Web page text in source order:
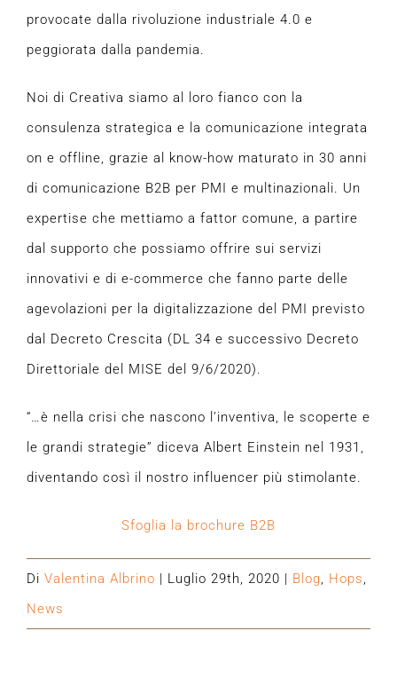
provocate dalla rivoluzione industriale 4.0 e
peggiorata dalla pandemia.
Noi di Creativa siamo al loro fianco con la
consulenza strategica e la comunicazione integrata
on e offline, grazie al know-how maturato in 30 anni
di comunicazione B2B per PMI e multinazionali. Un
expertise che mettiamo a fattor comune, a partire
dal supporto che possiamo offrire sui servizi
innovativi e di e-commerce che fanno parte delle
agevolazioni per la digitalizzazione del PMI previsto
dal Decreto Crescita (DL 34 e successivo Decreto
Direttoriale del MISE del 9/6/2020).
“…è nella crisi che nascono l’inventiva, le scoperte e
le grandi strategie” diceva Albert Einstein nel 1931,
diventando così il nostro influencer più stimolante.
Sfoglia la brochure B2B
Di Valentina Albrino | Luglio 29th, 2020 | Blog, Hops,
News